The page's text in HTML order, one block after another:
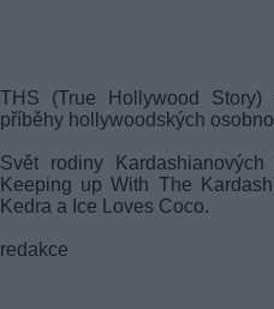
THS (True Hollywood Story)
příběhy hollywoodských
Svět rodiny
Keeping up With The
Kedra a Ice Loves Coco.
redakce